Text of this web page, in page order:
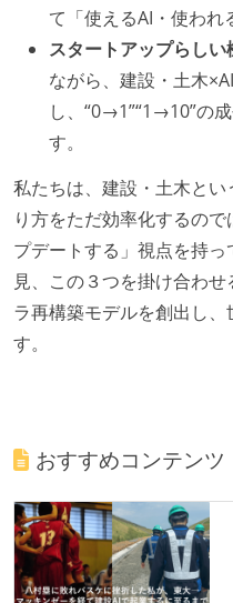
て「使えるAI・使われ
スタートアップらしい
ながら、建設・土木
し、“0→1”“1→10”の
す。
私たちは、建設・土木と
り方をただ効率化するの
プデートする」視点を持
見、この３つを掛け合わ
ラ再構築モデルを創出し
す。
おすすめコンテンツ